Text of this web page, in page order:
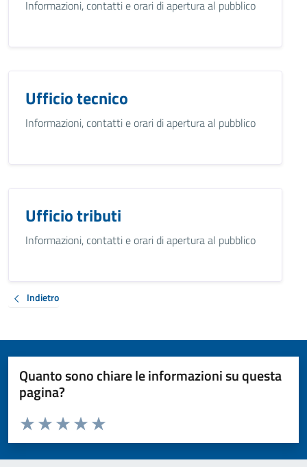
Informazioni, contatti e orari di apertura al pubblico
Ufficio tecnico
Informazioni, contatti e orari di apertura al pubblico
Ufficio tributi
Informazioni, contatti e orari di apertura al pubblico
Indietro
Quanto sono chiare le informazioni su questa
pagina?
Valuta da 1 a 5 stelle la pagina
Valuta 5 stelle su 5
Valuta 4 stelle su 5
Valuta 3 stelle su 5
Valuta 2 stelle su 5
Valuta 1 stelle su 5